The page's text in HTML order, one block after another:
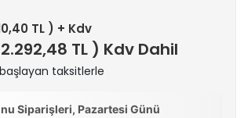
TL ) + Kdv
TL ) Kdv Dahil
taksitlerle
Siparişleri, Pazartesi Günü